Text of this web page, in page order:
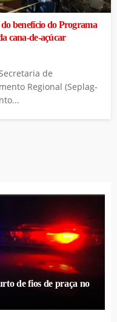
benefício do Programa
cana-de-açúcar
de
Regional (Seplag-
de fios de praça no